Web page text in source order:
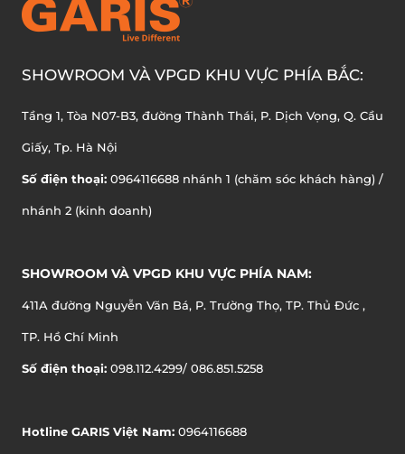
SHOWROOM VÀ VPGD KHU VỰC PHÍA BẮC:
Tầng 1, Tòa N07-B3, đường Thành Thái, P. Dịch Vọng, Q. Cầu
Giấy, Tp. Hà Nội
Số điện thoại: 0964116688 nhánh 1 (chăm sóc khách hàng) /
nhánh 2 (kinh doanh)
SHOWROOM VÀ VPGD KHU VỰC PHÍA NAM:
411A đường Nguyễn Văn Bá, P. Trường Thọ, TP. Thủ Đức ,
TP. Hồ Chí Minh
Số điện thoại: 098.112.4299/ 086.851.5258
Hotline GARIS Việt Nam: 0964116688